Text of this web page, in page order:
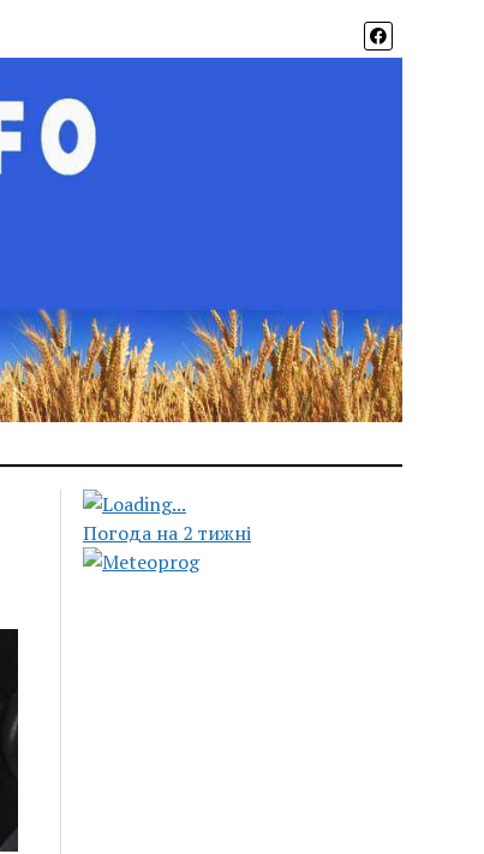
Погода на 2 тижні